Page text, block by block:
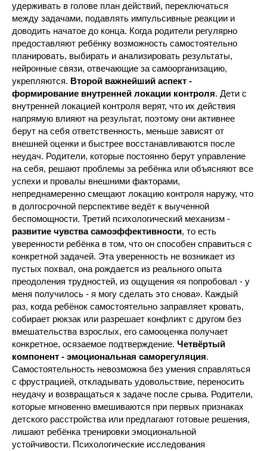
удерживать в голове план действий, переключаться
между задачами, подавлять импульсивные реакции и
доводить начатое до конца. Когда родители регулярно
предоставляют ребёнку возможность самостоятельно
планировать, выбирать и анализировать результаты,
нейронные связи, отвечающие за самоорганизацию,
укрепляются. Второй важнейший аспект -
формирование внутренней локации контроля. Дети с
внутренней локацией контроля верят, что их действия
напрямую влияют на результат, поэтому они активнее
берут на себя ответственность, меньше зависят от
внешней оценки и быстрее восстанавливаются после
неудач. Родители, которые постоянно берут управление
на себя, решают проблемы за ребёнка или объясняют все
успехи и провалы внешними факторами,
непреднамеренно смещают локацию контроля наружу, что
в долгосрочной перспективе ведёт к выученной
беспомощности. Третий психологический механизм -
развитие чувства самоэффективности, то есть
уверенности ребёнка в том, что он способен справиться с
конкретной задачей. Эта уверенность не возникает из
пустых похвал, она рождается из реального опыта
преодоления трудностей, из ощущения «я попробовал - у
меня получилось - я могу сделать это снова». Каждый
раз, когда ребёнок самостоятельно заправляет кровать,
собирает рюкзак или разрешает конфликт с другом без
вмешательства взрослых, его самооценка получает
конкретное, осязаемое подтверждение. Четвёртый
компонент - эмоциональная саморегуляция.
Самостоятельность невозможна без умения справляться
с фрустрацией, откладывать удовольствие, переносить
неудачу и возвращаться к задаче после срыва. Родители,
которые мгновенно вмешиваются при первых признаках
детского расстройства или предлагают готовые решения,
лишают ребёнка тренировки эмоциональной
устойчивости. Психологические исследования